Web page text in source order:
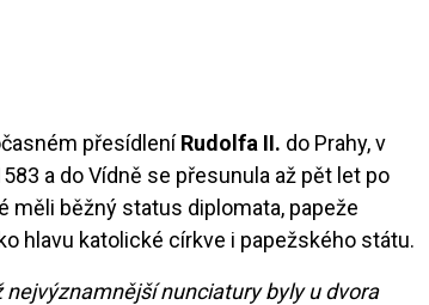
přesídleníRudolfa II. do Prahy, v
a do Vídně se přesunula až pět let po
měli běžný status diplomata, papeže
hlavu katolické církve i papežského státu.
nunciatury byly u dvora